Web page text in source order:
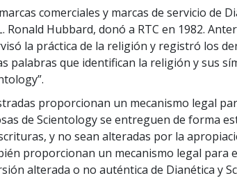
comerciales y marcas de servicio de
Ronald Hubbard, donó a RTC en 1982.
la práctica de la religión y registró los
palabras que identifican la religión y sus
proporcionan un mecanismo legal
de Scientology se entreguen de forma
y no sean alteradas por la
proporcionan un mecanismo legal para
alterada o no auténtica de Dianética y